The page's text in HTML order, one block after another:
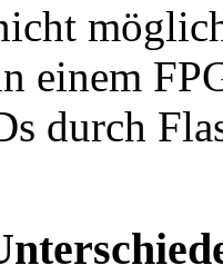
einem
durch